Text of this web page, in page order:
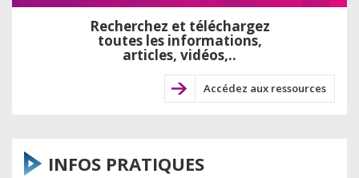
Recherchez et téléchargez
toutes les informations,
articles, vidéos,..
Accédez aux ressources
INFOS PRATIQUES